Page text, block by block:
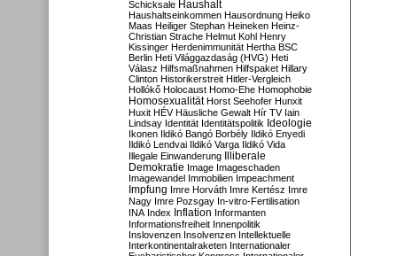
Schicksale Haushalt
Haushaltseinkommen Hausordnung Heiko
Maas Heiliger Stephan Heineken Heinz-
Christian Strache Helmut Kohl Henry
Kissinger Herdenimmunität Hertha BSC
Berlin Heti Világgazdaság (HVG) Heti
Válasz Hilfsmaßnahmen Hilfspaket Hillary
Clinton Historikerstreit Hitler-Vergleich
Hollókő Holocaust Homo-Ehe Homophobie
Homosexualität Horst Seehofer Hunxit
Huxit HÉV Häusliche Gewalt Hír TV Iain
Lindsay Identität Identitätspolitik Ideologie
Ikonen Ildikó Bangó Borbély Ildikó Enyedi
Ildikó Lendvai Ildikó Varga Ildikó Vida
Illegale Einwanderung Illiberale
Demokratie Image Imageschaden
Imagewandel Immobilien Impeachment
Impfung Imre Horváth Imre Kertész Imre
Nagy Imre Pozsgay In-vitro-Fertilisation
INA Index Inflation Informanten
Informationsfreiheit Innenpolitik
Inslovenzen Insolvenzen Intellektuelle
Interkontinentalraketen Internationaler